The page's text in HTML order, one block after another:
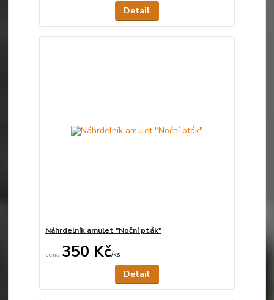
Detail
Náhrdelník amulet "Noční pták"
350 Kč/ks
Detail